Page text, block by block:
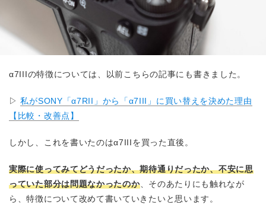
α7IIIの特徴については、以前こちらの記事にも書きました。
▷私がSONY「α7RII」から「α7III」に買い替えを決めた理由
【比較・改善点】
しかし、これを書いたのはα7IIIを買った直後。
実際に使ってみてどうだったか、期待通りだったか、不安に思
っていた部分は問題なかったのか、そのあたりにも触れなが
ら、特徴について改めて書いていきたいと思います。